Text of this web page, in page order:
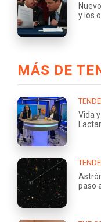
y los
MÁS DE
Vida
paso